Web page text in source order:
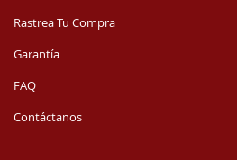
Rastrea Tu Compra
Garantía
FAQ
Contáctanos